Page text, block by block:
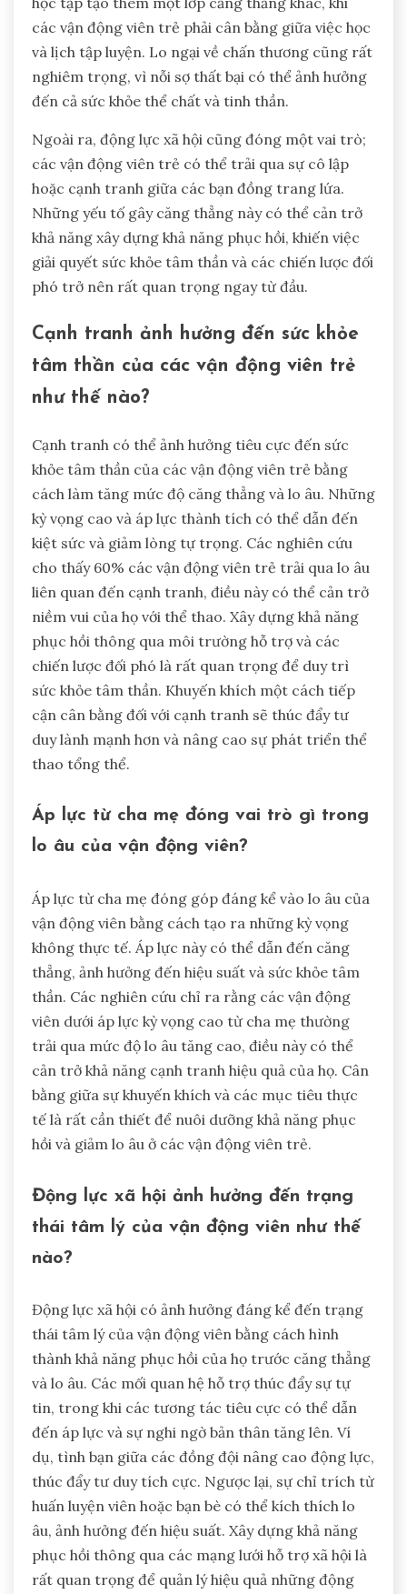
các vận động viên trẻ phải cân bằng giữa việc học
và lịch tập luyện. Lo ngại về chấn thương cũng rất
nghiêm trọng, vì nỗi sợ thất bại có thể ảnh hưởng
đến cả sức khỏe thể chất và tinh thần.
Ngoài ra, động lực xã hội cũng đóng một vai trò;
các vận động viên trẻ có thể trải qua sự cô lập
hoặc cạnh tranh giữa các bạn đồng trang lứa.
Những yếu tố gây căng thẳng này có thể cản trở
khả năng xây dựng khả năng phục hồi, khiến việc
giải quyết sức khỏe tâm thần và các chiến lược đối
phó trở nên rất quan trọng ngay từ đầu.
Cạnh tranh ảnh hưởng đến sức khỏe
tâm thần của các vận động viên trẻ
như thế nào?
Cạnh tranh có thể ảnh hưởng tiêu cực đến sức
khỏe tâm thần của các vận động viên trẻ bằng
cách làm tăng mức độ căng thẳng và lo âu. Những
kỳ vọng cao và áp lực thành tích có thể dẫn đến
kiệt sức và giảm lòng tự trọng. Các nghiên cứu
cho thấy 60% các vận động viên trẻ trải qua lo âu
liên quan đến cạnh tranh, điều này có thể cản trở
niềm vui của họ với thể thao. Xây dựng khả năng
phục hồi thông qua môi trường hỗ trợ và các
chiến lược đối phó là rất quan trọng để duy trì
sức khỏe tâm thần. Khuyến khích một cách tiếp
cận cân bằng đối với cạnh tranh sẽ thúc đẩy tư
duy lành mạnh hơn và nâng cao sự phát triển thể
thao tổng thể.
Áp lực từ cha mẹ đóng vai trò gì trong
lo âu của vận động viên?
Áp lực từ cha mẹ đóng góp đáng kể vào lo âu của
vận động viên bằng cách tạo ra những kỳ vọng
không thực tế. Áp lực này có thể dẫn đến căng
thẳng, ảnh hưởng đến hiệu suất và sức khỏe tâm
thần. Các nghiên cứu chỉ ra rằng các vận động
viên dưới áp lực kỳ vọng cao từ cha mẹ thường
trải qua mức độ lo âu tăng cao, điều này có thể
cản trở khả năng cạnh tranh hiệu quả của họ. Cân
bằng giữa sự khuyến khích và các mục tiêu thực
tế là rất cần thiết để nuôi dưỡng khả năng phục
hồi và giảm lo âu ở các vận động viên trẻ.
Động lực xã hội ảnh hưởng đến trạng
thái tâm lý của vận động viên như thế
nào?
Động lực xã hội có ảnh hưởng đáng kể đến trạng
thái tâm lý của vận động viên bằng cách hình
thành khả năng phục hồi của họ trước căng thẳng
và lo âu. Các mối quan hệ hỗ trợ thúc đẩy sự tự
tin, trong khi các tương tác tiêu cực có thể dẫn
đến áp lực và sự nghi ngờ bản thân tăng lên. Ví
dụ, tình bạn giữa các đồng đội nâng cao động lực,
thúc đẩy tư duy tích cực. Ngược lại, sự chỉ trích từ
huấn luyện viên hoặc bạn bè có thể kích thích lo
âu, ảnh hưởng đến hiệu suất. Xây dựng khả năng
phục hồi thông qua các mạng lưới hỗ trợ xã hội là
rất quan trọng để quản lý hiệu quả những động